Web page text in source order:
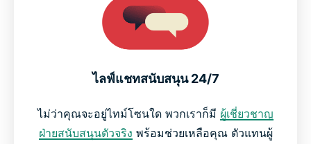
ไลฟ์แชทสนับสนุน 24/7
ไม่ว่าคุณจะอยู่ไทม์โซนใด พวกเราก็มี ผู้เชี่ยวชาญ
ฝ่ายสนับสนุนตัวจริง พร้อมช่วยเหลือคุณ ตัวแทนผู้